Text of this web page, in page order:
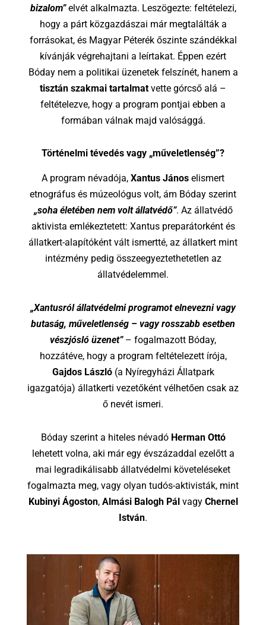
bizalom”elvét alkalmazta. Leszögezte: feltételezi,
hogy a párt közgazdászai már megtalálták a
forrásokat, és Magyar Péterék őszinte szándékkal
kívánják végrehajtani a leírtakat. Éppen ezért
Bóday nem a politikai üzenetek felszínét, hanem a
tisztán szakmai tartalmat vette górcső alá –
feltételezve, hogy a program pontjai ebben a
formában válnak majd valósággá.
Történelmi tévedés vagy „műveletlenség”?
A program névadója, Xantus János elismert
etnográfus és múzeológus volt, ám Bóday szerint
„soha életében nem volt állatvédő”. Az állatvédő
aktivista emlékeztetett: Xantus preparátorként és
állatkert-alapítóként vált ismertté, az állatkert mint
intézmény pedig összeegyeztethetetlen az
állatvédelemmel.
„Xantusról állatvédelmi programot elnevezni vagy
butaság, műveletlenség – vagy rosszabb esetben
vészjósló üzenet”– fogalmazott Bóday,
hozzátéve, hogy a program feltételezett írója,
Gajdos László(a Nyíregyházi Állatpark
igazgatója) állatkerti vezetőként vélhetően csak az
ő nevét ismeri.
Bóday szerint a hiteles névadó Herman Ottó
lehetett volna, aki már egy évszázaddal ezelőtt a
mai legradikálisabb állatvédelmi követeléseket
fogalmazta meg, vagy olyan tudós-aktivisták, mint
Kubinyi Ágoston, Almási Balogh Pálvagy Chernel
István.